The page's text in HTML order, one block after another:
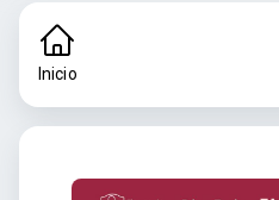
Inicio